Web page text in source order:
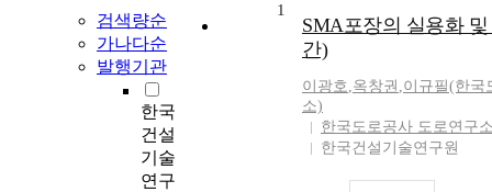
검색량순
가나다순
발행기관
한국
건설
기술
연구
1
SMA포장의 실용화
간)
이광호,옥창권 ,이규필(한국
소)
한국도로공사 도로연구
한국건설기술연구원